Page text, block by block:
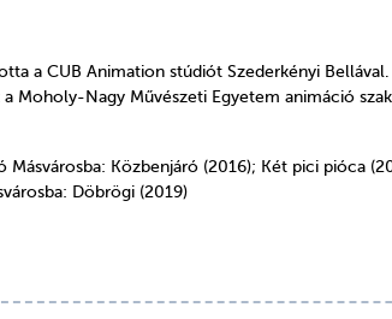
a CUB Animation stúdiót Szederkényi
Moholy-Nagy Művészeti Egyetem animáció
Közbenjáró (2016); Két pici pióca
Döbrögi (2019)